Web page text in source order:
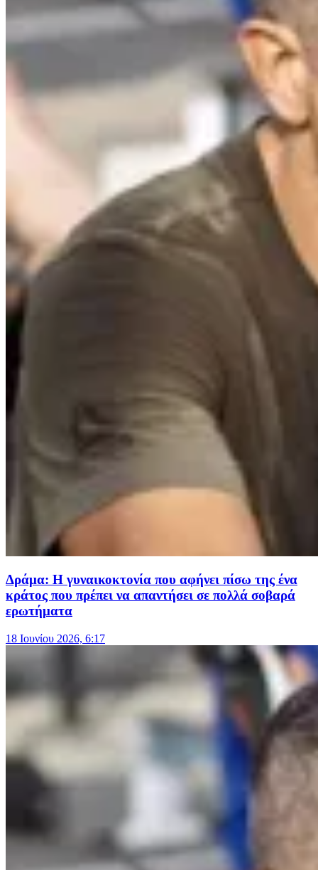
Δράμα: Η γυναικοκτονία που αφήνει πίσω της ένα
κράτος που πρέπει να απαντήσει σε πολλά σοβαρά
ερωτήματα
18 Ιουνίου 2026, 6:17